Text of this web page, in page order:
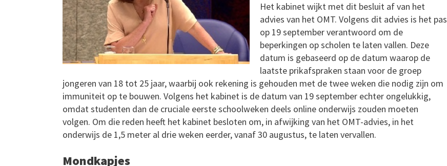
Het kabinet wijkt met dit besluit af van het
advies van het OMT. Volgens dit advies is het pas
op 19 september verantwoord om de
beperkingen op scholen te laten vallen. Deze
datum is gebaseerd op de datum waarop de
laatste prikafspraken staan voor de groep
jongeren van 18 tot 25 jaar, waarbij ook rekening is gehouden met de twee weken die nodig zijn om
immuniteit op te bouwen. Volgens het kabinet is de datum van 19 september echter ongelukkig,
omdat studenten dan de cruciale eerste schoolweken deels online onderwijs zouden moeten
volgen. Om die reden heeft het kabinet besloten om, in afwijking van het OMT-advies, in het
onderwijs de 1,5 meter al drie weken eerder, vanaf 30 augustus, te laten vervallen.
Mondkapjes